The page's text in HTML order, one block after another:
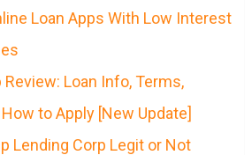
Loan Apps With Low Interest
Review: Loan Info, Terms,
to Apply [New Update]
Lending Corp Legit or Not